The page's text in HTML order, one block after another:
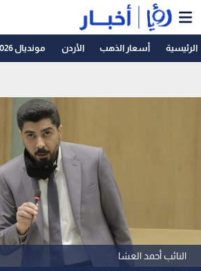
الرئيسية أسعار الذهب الأردن مونديال 2026
النائب أحمد العشا